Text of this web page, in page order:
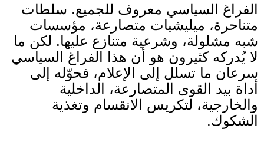
الفراغ السياسي معروف للجميع. سلطات
متناحرة، ميليشيات متصارعة، مؤسسات
شبه مشلولة، وشرعية متنازع عليها. لكن ما
لا يُدركه كثيرون هو أن هذا الفراغ السياسي
سرعان ما تسلل إلى الإعلام، فحوّله إلى
أداة بيد القوى المتصارعة، الداخلية
والخارجية، لتكريس الانقسام وتغذية
الشكوك.